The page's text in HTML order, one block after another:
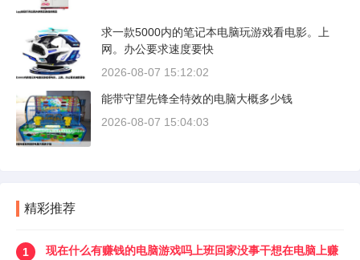
求一款5000内的笔记本电脑玩游戏看电影。上
网。办公要求速度要快
2026-08-07 15:12:02
能带守望先锋全特效的电脑大概多少钱
2026-08-07 15:04:03
精彩推荐
1
现在什么有赚钱的电脑游戏吗上班回家没事干想在电脑上赚